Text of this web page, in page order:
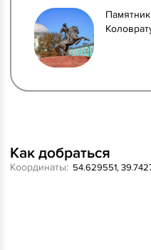
Координаты:
Как добраться